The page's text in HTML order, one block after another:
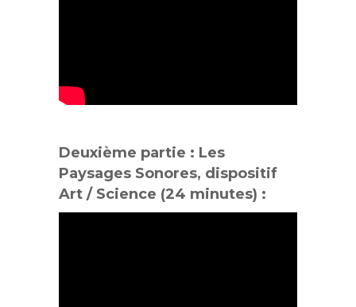
Deuxième partie : Les
Paysages Sonores, dispositif
Art / Science (24 minutes) :